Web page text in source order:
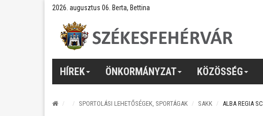
2026. augusztus 06. Berta, Bettina
HÍREK ÖNKORMÁNYZAT KÖZÖSSÉG
SPORTOLÁSI LEHETŐSÉGEK, SPORTÁGAK SAKK ALBA REGIA SC